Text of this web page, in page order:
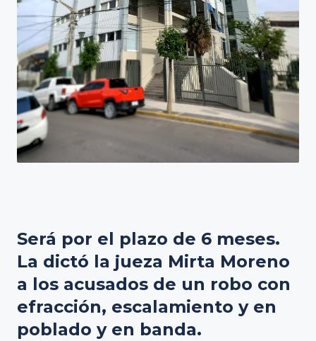
Será por el plazo de 6 meses.
La dictó la jueza Mirta Moreno
a los acusados de un robo con
efracción, escalamiento y en
poblado y en banda.